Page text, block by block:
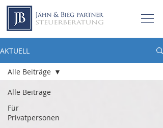
AKTUELL
Alle Beiträge
Für
Privatpersonen
Alle Beiträge